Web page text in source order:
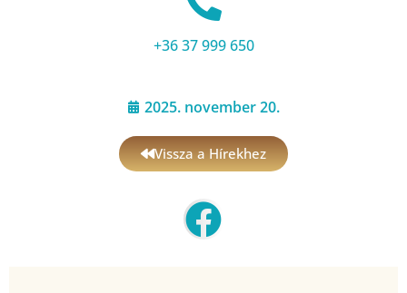
+36 37 999 650
2025. november 20.
Vissza a Hírekhez